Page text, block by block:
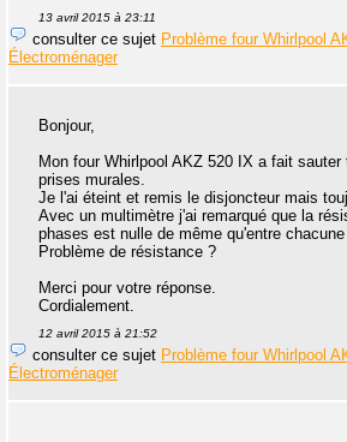
13 avril 2015 à 23:11
consulter ce sujet Problème four Whirlpool
Électroménager
Bonjour,
Mon four Whirlpool AKZ 520 IX a fait
prises murales.
Je l'ai éteint et remis le disjoncteur mais
Avec un multimètre j'ai remarqué que la
phases est nulle de même qu'entre
Problème de résistance ?
Merci pour votre réponse.
Cordialement.
12 avril 2015 à 21:52
consulter ce sujet Problème four Whirlpool
Électroménager